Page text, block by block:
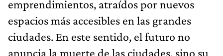
emprendimientos, atraídos por nuevos
espacios más accesibles en las grandes
ciudades. En este sentido, el futuro no
anuncia la muerte de las ciudades, sino su